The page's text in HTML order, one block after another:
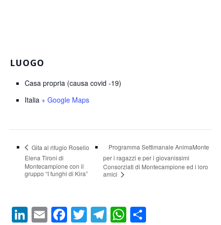
LUOGO
Casa propria (causa covid -19)
Italia + Google Maps
Gita al rifugio Rosello
Elena Tironi di
Montecampione con il
gruppo “I funghi di Kira”
Programma Settimanale AnimaMonte
per i ragazzi e per i giovanissimi
Consorziati di Montecampione ed i loro
amici
LinkedIn
EmailFacebook
Twitter
Telegram
WhatsApp